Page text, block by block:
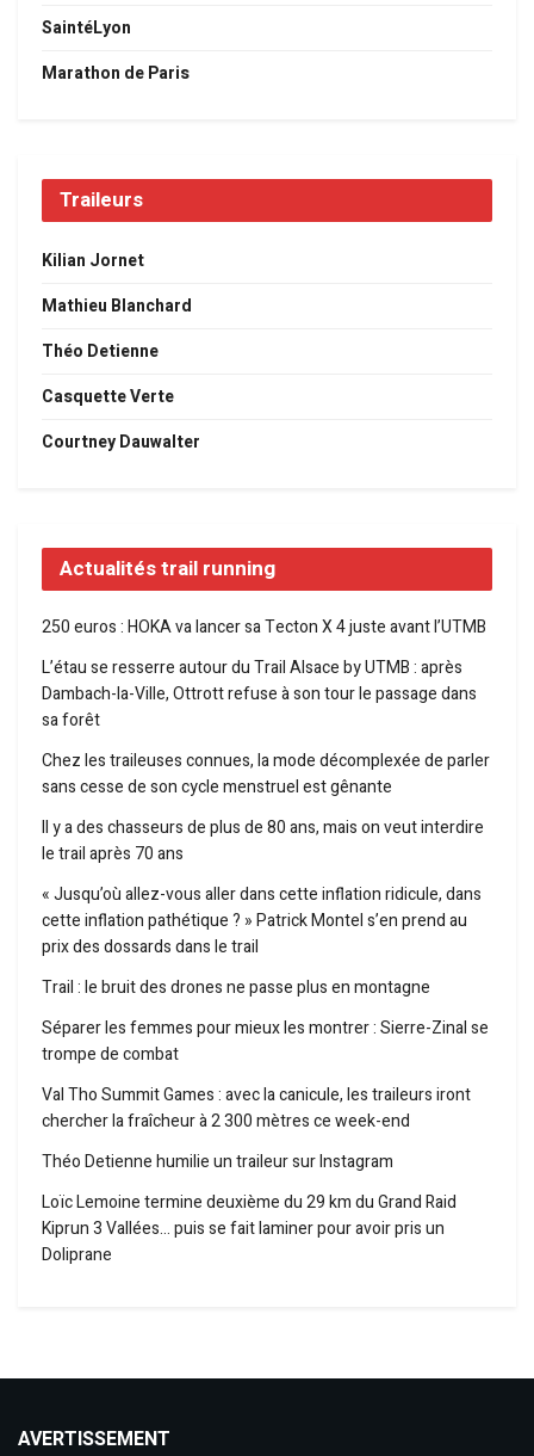
SaintéLyon
Marathon de Paris
Traileurs
Kilian Jornet
Mathieu Blanchard
Théo Detienne
Casquette Verte
Courtney Dauwalter
Actualités trail running
250 euros : HOKA va lancer sa Tecton X 4 juste avant l’UTMB
L’étau se resserre autour du Trail Alsace by UTMB : après
Dambach-la-Ville, Ottrott refuse à son tour le passage dans
sa forêt
Chez les traileuses connues, la mode décomplexée de parler
sans cesse de son cycle menstruel est gênante
Il y a des chasseurs de plus de 80 ans, mais on veut interdire
le trail après 70 ans
« Jusqu’où allez-vous aller dans cette inflation ridicule, dans
cette inflation pathétique ? » Patrick Montel s’en prend au
prix des dossards dans le trail
Trail : le bruit des drones ne passe plus en montagne
Séparer les femmes pour mieux les montrer : Sierre-Zinal se
trompe de combat
Val Tho Summit Games : avec la canicule, les traileurs iront
chercher la fraîcheur à 2 300 mètres ce week-end
Théo Detienne humilie un traileur sur Instagram
Loïc Lemoine termine deuxième du 29 km du Grand Raid
Kiprun 3 Vallées… puis se fait laminer pour avoir pris un
Doliprane
AVERTISSEMENT